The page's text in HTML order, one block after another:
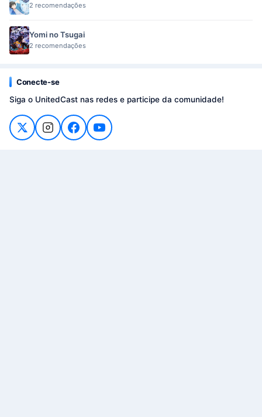
2 recomendações
Yomi no Tsugai
2 recomendações
Conecte-se
Siga o UnitedCast nas redes e participe da comunidade!